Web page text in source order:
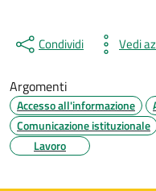
Condividi Vedi
Argomenti
Accesso all'informazione
Comunicazione istituzionale
Lavoro